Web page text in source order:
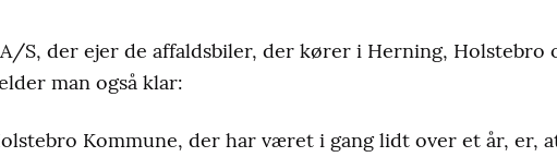
S, der ejer de affaldsbiler, der kører i Herning, Holstebro
man også klar:
Kommune, der har været i gang lidt over et år, er,